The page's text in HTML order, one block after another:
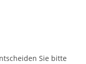
Sie bitte